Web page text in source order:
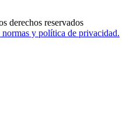
derechos reservados
y política de privacidad.